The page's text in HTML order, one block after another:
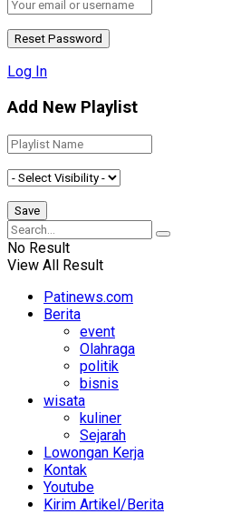
Log In
Add New Playlist
No Result
View All Result
Patinews.com
Berita
event
Olahraga
politik
bisnis
wisata
kuliner
Sejarah
Lowongan Kerja
Kontak
Youtube
Kirim Artikel/Berita